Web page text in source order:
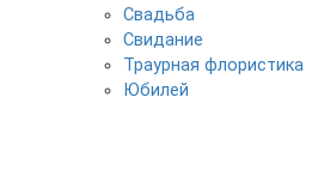
Свадьба
Свидание
Траурная флористика
Юбилей